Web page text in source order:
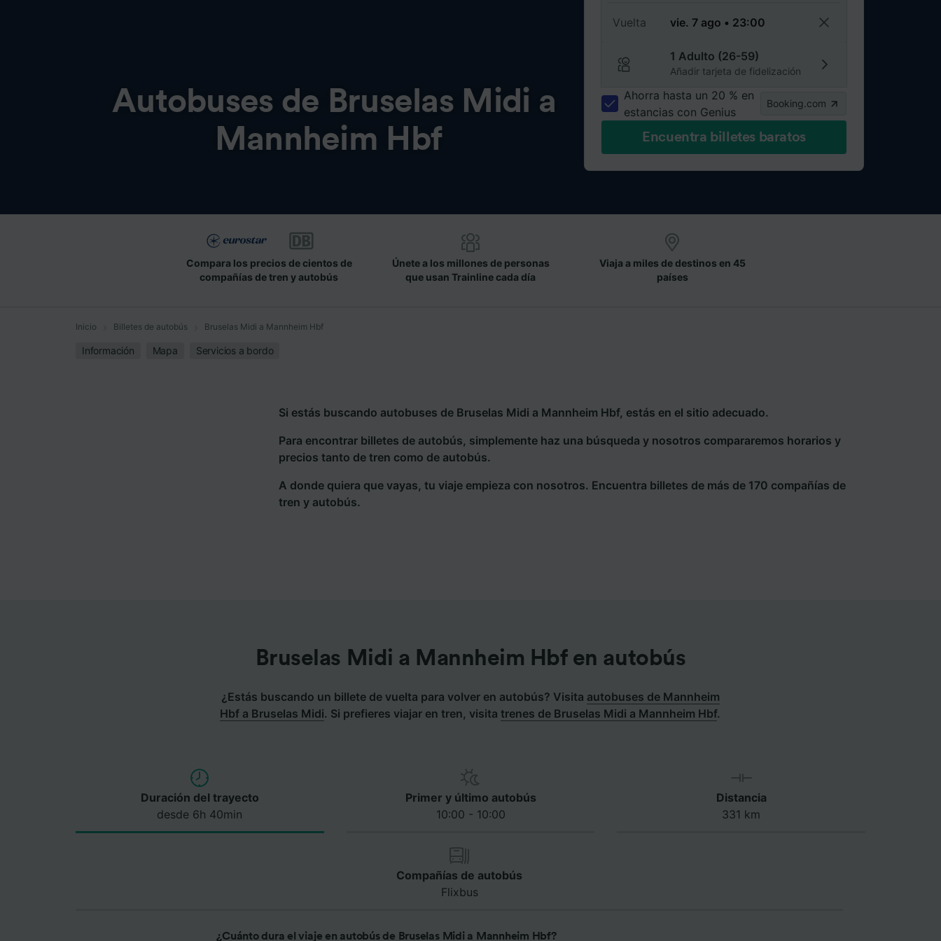
Autobuses de Bruselas Midi a
Mannheim Hbf
Vuelta
1 Adulto (26-59)
Añadir tarjeta de fidelización
Ahorra hasta un 20 % en
estancias con Genius
Booking.com
Encuentra billetes baratos
Compara los precios de cientos de
compañías de tren y autobús
Únete a los millones de personas
que usan Trainline cada día
Viaja a miles de destinos en 45
países
Inicio Billetes de autobús Bruselas Midi a Mannheim Hbf
Información Mapa Servicios a bordo
Si estás buscando autobuses de Bruselas Midi a Mannheim Hbf, estás en el sitio adecuado.
Para encontrar billetes de autobús, simplemente haz una búsqueda y nosotros compararemos horarios y
precios tanto de tren como de autobús.
A donde quiera que vayas, tu viaje empieza con nosotros. Encuentra billetes de más de 170 compañías de
tren y autobús.
Bruselas Midi a Mannheim Hbf en autobús
¿Estás buscando un billete de vuelta para volver en autobús? Visita autobuses de Mannheim
Hbf a Bruselas Midi. Si prefieres viajar en tren, visitatrenes de Bruselas Midi a Mannheim Hbf.
Duración del trayecto
desde 6h 40min
Primer y último autobús
10:00 - 10:00
Distancia
331 km
Compañías de autobús
Flixbus
¿Cuánto dura el viaje en autobús de Bruselas Midi a Mannheim Hbf?